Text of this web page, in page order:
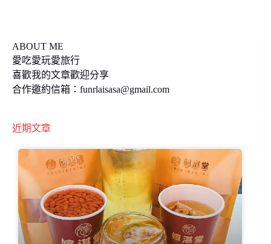
ABOUT ME
愛吃愛玩愛旅行
喜歡我的文章歡迎分享
合作邀約信箱： funrlaisasa@gmail.com
近期文章